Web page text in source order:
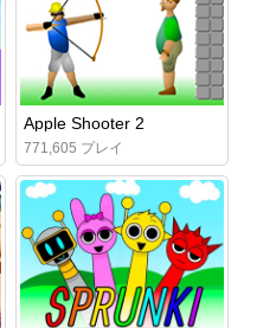
Apple Shooter 2
771,605 プレイ